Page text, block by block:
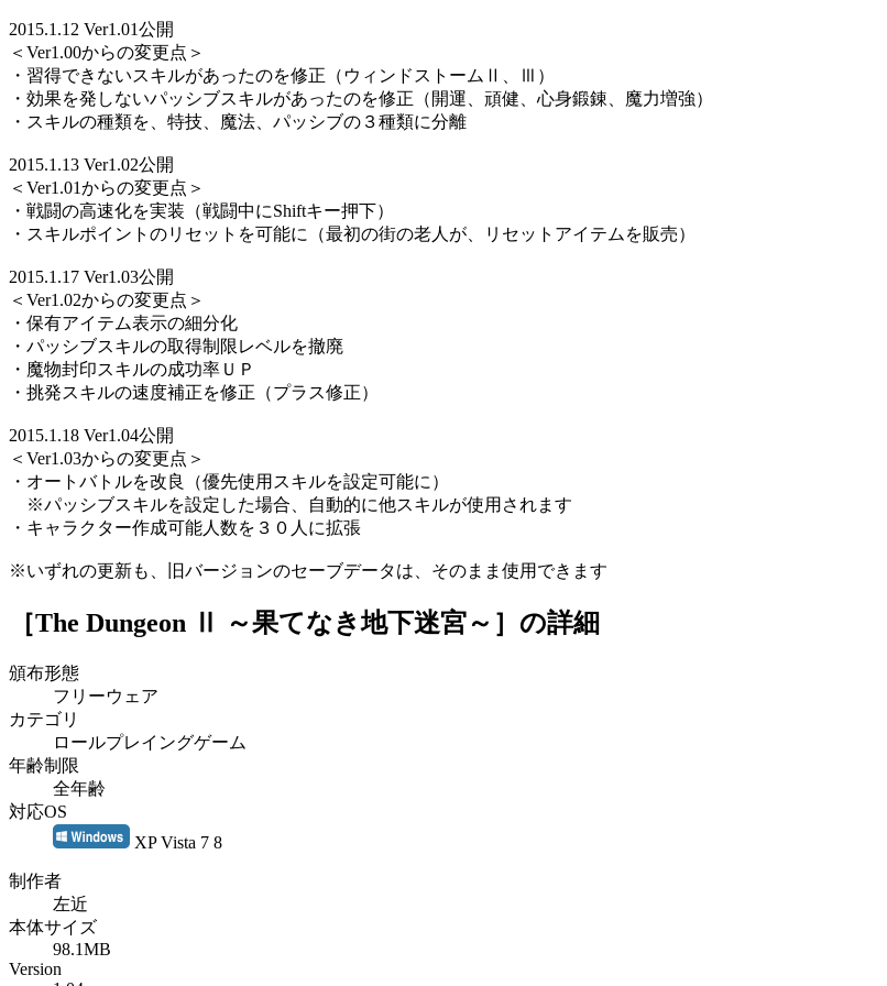
2015.1.12 Ver1.01公開
＜Ver1.00からの変更点＞
・習得できないスキルがあったのを修正（ウィンドストームⅡ、Ⅲ）
・効果を発しないパッシブスキルがあったのを修正（開運、頑健、心身鍛錬、魔力増強）
・スキルの種類を、特技、魔法、パッシブの３種類に分離
2015.1.13 Ver1.02公開
＜Ver1.01からの変更点＞
・戦闘の高速化を実装（戦闘中にShiftキー押下）
・スキルポイントのリセットを可能に（最初の街の老人が、リセットアイテムを販売）
2015.1.17 Ver1.03公開
＜Ver1.02からの変更点＞
・保有アイテム表示の細分化
・パッシブスキルの取得制限レベルを撤廃
・魔物封印スキルの成功率ＵＰ
・挑発スキルの速度補正を修正（プラス修正）
2015.1.18 Ver1.04公開
＜Ver1.03からの変更点＞
・オートバトルを改良（優先使用スキルを設定可能に）
※パッシブスキルを設定した場合、自動的に他スキルが使用されます
・キャラクター作成可能人数を３０人に拡張
※いずれの更新も、旧バージョンのセーブデータは、そのまま使用できます
［The Dungeon Ⅱ ～果てなき地下迷宮～］ の詳細
頒布形態
フリーウェア
カテゴリ
ロールプレイングゲーム
年齢制限
全年齢
対応OS
XP Vista 7 8
制作者
左近
本体サイズ
98.1MB
Version